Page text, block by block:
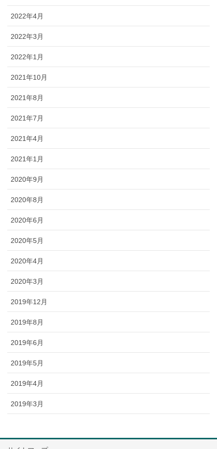
2022年4月
2022年3月
2022年1月
2021年10月
2021年8月
2021年7月
2021年4月
2021年1月
2020年9月
2020年8月
2020年6月
2020年5月
2020年4月
2020年3月
2019年12月
2019年8月
2019年6月
2019年5月
2019年4月
2019年3月